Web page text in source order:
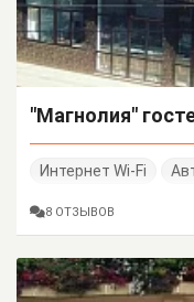
"Магнолия"
Интернет Wi-Fi
8 ОТЗЫВОВ